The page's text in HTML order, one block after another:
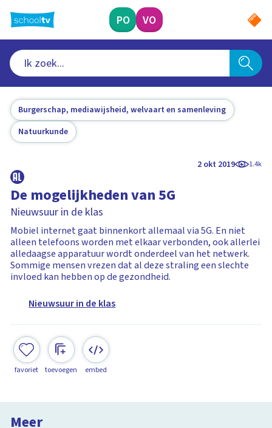
naar
hoofdinhoud
PO VO
Burgerschap, mediawijsheid, welvaart en samenleving
Natuurkunde
2 okt 2019 1.4k
De mogelijkheden van 5G
Nieuwsuur in de klas
Mobiel internet gaat binnenkort allemaal via 5G. En niet
alleen telefoons worden met elkaar verbonden, ook allerlei
alledaagse apparatuur wordt onderdeel van het netwerk.
Sommige mensen vrezen dat al deze straling een slechte
invloed kan hebben op de gezondheid.
Nieuwsuur in de klas
favoriet toevoegen embed
Meer